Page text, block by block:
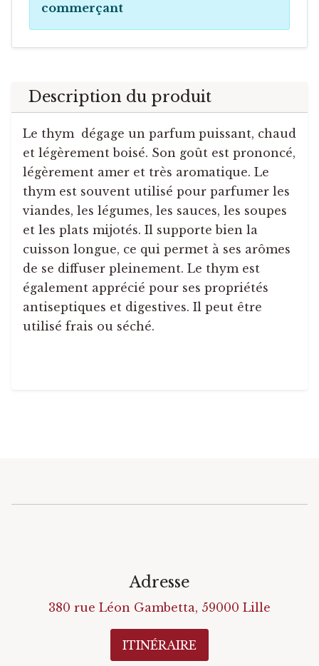
commerçant
Description du produit
Le thym dégage un parfum puissant, chaud
et légèrement boisé. Son goût est prononcé,
légèrement amer et très aromatique. Le
thym est souvent utilisé pour parfumer les
viandes, les légumes, les sauces, les soupes
et les plats mijotés. Il supporte bien la
cuisson longue, ce qui permet à ses arômes
de se diffuser pleinement. Le thym est
également apprécié pour ses propriétés
antiseptiques et digestives. Il peut être
utilisé frais ou séché.
Adresse
380 rue Léon Gambetta, 59000 Lille
ITINÉRAIRE